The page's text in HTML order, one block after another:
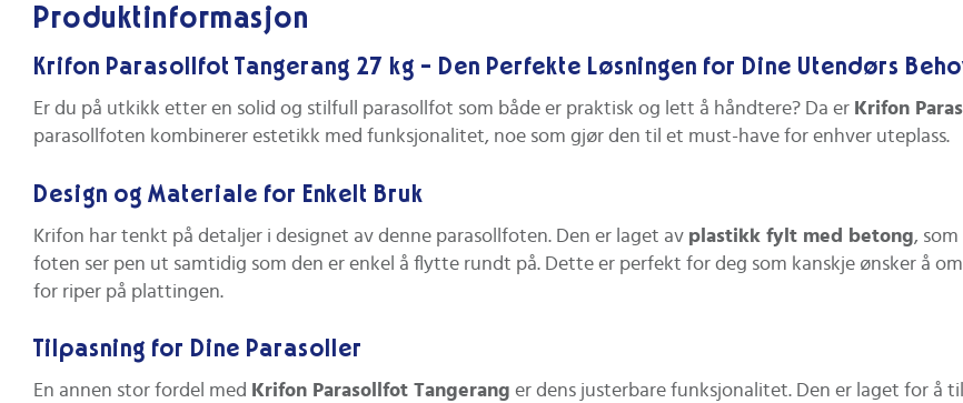
Produktinformasjon
Krifon Parasollfot Tangerang 27 kg - Den Perfekte Løsningen for Dine Utendørs
Er du på utkikk etter en solid og stilfull parasollfot som både er praktisk og lett å håndtere? Da er Krifon
parasollfoten kombinerer estetikk med funksjonalitet, noe som gjør den til et must-have for enhver uteplass.
Design og Materiale for Enkelt Bruk
Krifon har tenkt på detaljer i designet av denne parasollfoten. Den er laget av plastikk fylt med betong,
foten ser pen ut samtidig som den er enkel å flytte rundt på. Dette er perfekt for deg som kanskje ønsker å
for riper på plattingen.
Tilpasning for Dine Parasoller
En annen stor fordel med Krifon Parasollfot Tangerang er dens justerbare funksjonalitet. Den er laget for å